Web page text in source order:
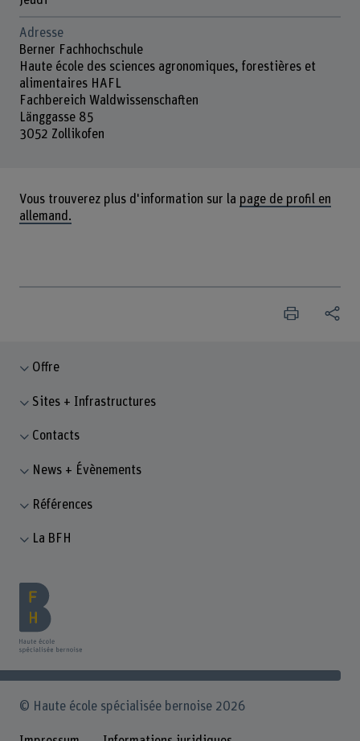
Adresse
Berner Fachhochschule
Haute école des sciences agronomiques, forestières et
alimentaires HAFL
Fachbereich Waldwissenschaften
Länggasse 85
3052 Zollikofen
Vous trouverez plus d'information sur la page de profil en
allemand.
Offre
Sites + Infrastructures
Contacts
News + Évènements
Références
La BFH
© Haute école spécialisée bernoise 2026